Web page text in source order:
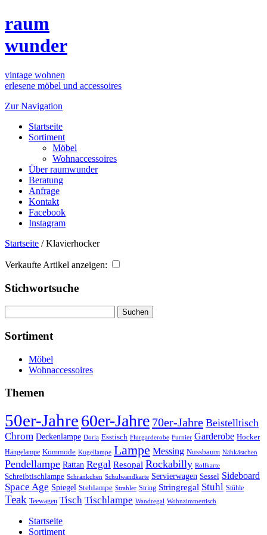
raum
wunder
vintage wohnen
erlesene möbel und accessoires
Zur Navigation
Startseite
Sortiment
Möbel
Wohnaccessoires
Über raumwunder
Beratung
Anfrage
Kontakt
Facebook
Instagram
Startseite /Klavierhocker
Verkaufte Artikel anzeigen:
Stichwortsuche
nach:
Sortiment
Möbel
Wohnaccessoires
Themen
50er-Jahre60er-Jahre 70er-Jahre Beistelltisch
Chrom Deckenlampe Doria Esstisch Flurgarderobe Furnier Garderobe Hocker
Hängelampe Kommode Kugellampe Lampe Messing Nussbaum Nähkästchen
Pendellampe Rattan Regal Resopal Rockabilly Rollkarte
Schreibtischlampe Schränkchen Schulwandkarte Servierwagen Sessel Sideboard
Space Age Spiegel Stehlampe Strahler String Stringregal Stuhl Stühle
Teak Teewagen Tisch Tischlampe Wandregal Wohnzimmertisch
Startseite
Sortiment